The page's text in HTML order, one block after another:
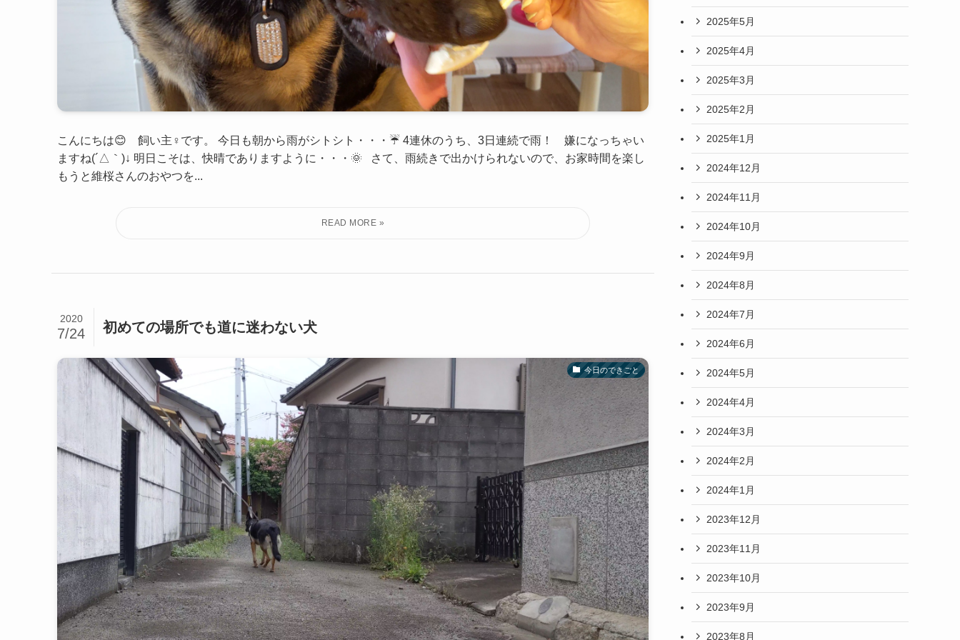
こんにちは😊 飼い主♀です。 今日も朝から雨がシトシト・・・☔ 4連休のうち、3日連続で雨！ 嫌になっちゃい
ますね(´△｀)↓ 明日こそは、快晴でありますように・・・🌞 さて、雨続きで出かけられないので、お家時間を楽し
もうと維桜さんのおやつを...
初めての場所でも道に迷わない犬
2020
7/24
今日のできごと
2025年5月
2025年4月
2025年3月
2025年2月
2025年1月
2024年12月
2024年11月
2024年10月
2024年9月
2024年8月
2024年7月
2024年6月
2024年5月
2024年4月
2024年3月
2024年2月
2024年1月
2023年12月
2023年11月
2023年10月
2023年9月
2023年8月